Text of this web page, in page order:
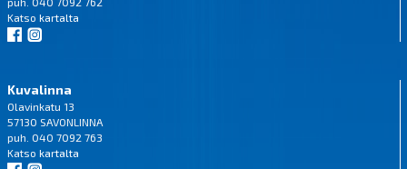
Katso kartalta
Kuvalinna
Olavinkatu 13
57130 SAVONLINNA
puh. 040 7092 763
Katso kartalta